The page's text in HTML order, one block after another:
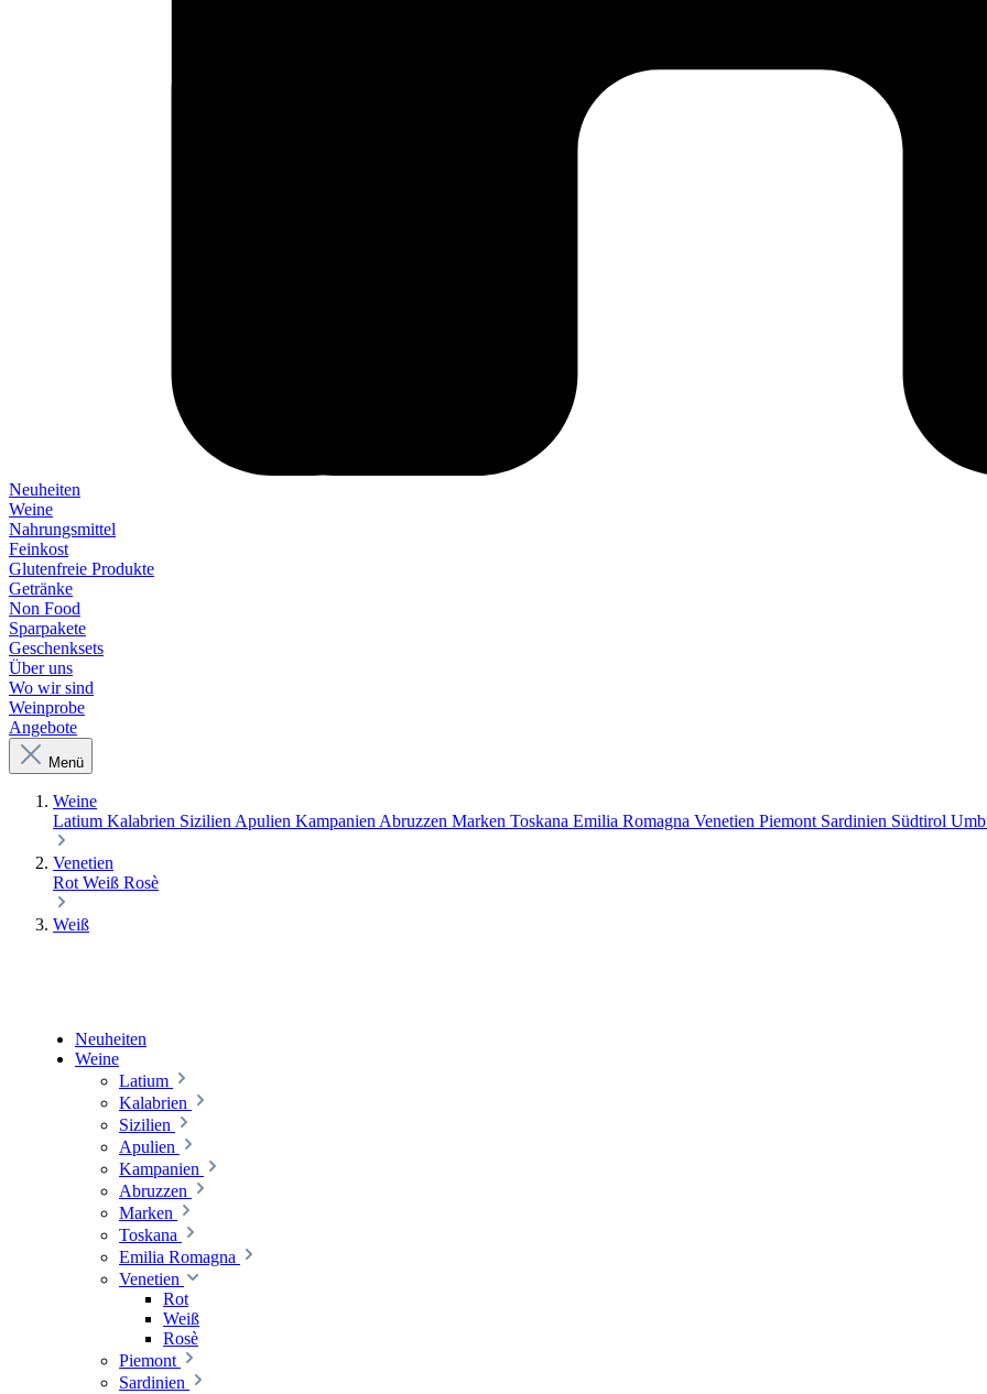
Neuheiten
Weine
Nahrungsmittel
Feinkost
Glutenfreie Produkte
Getränke
Non Food
Sparpakete
Geschenksets
Über uns
Wo wir sind
Weinprobe
Angebote
Menü
Weine
Latium Kalabrien SizilienApulien KampanienAbruzzen Marken Toskana Emilia Romagna Venetien Piemont Sardinien Südtirol
Venetien
RotWeiß Rosè
Weiß
Neuheiten
Weine
Latium
Kalabrien
Sizilien
Apulien
Kampanien
Abruzzen
Marken
Toskana
Emilia Romagna
Venetien
Rot
Weiß
Rosè
Piemont
Sardinien